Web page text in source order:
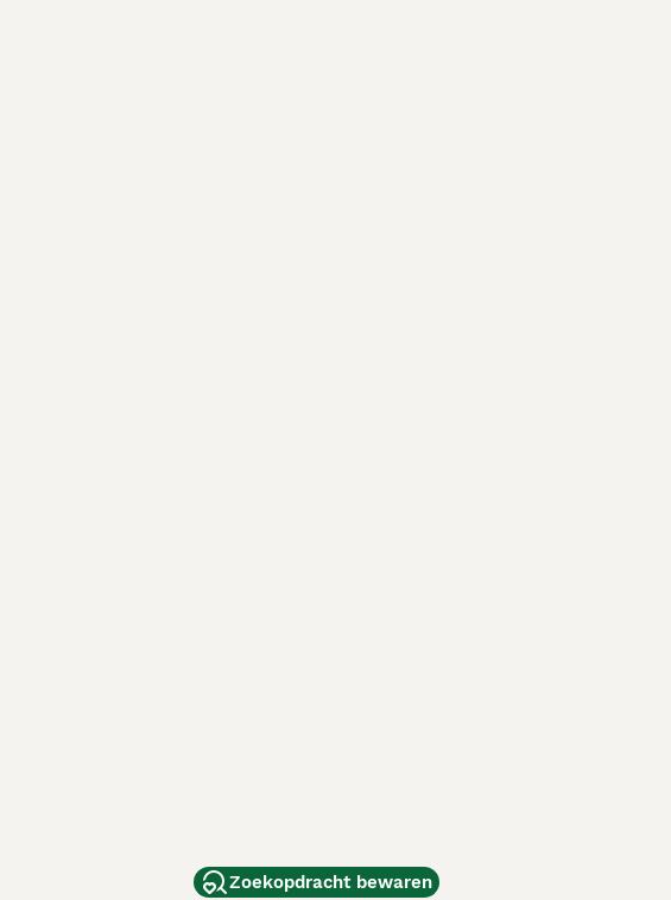
Zoekopdracht bewaren